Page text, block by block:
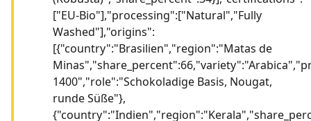
["EU-Bio"],"processing":["Natural","Fully
Washed"],"origins":
[{"country":"Brasilien","region":"Matas de
1400","role":"Schokoladige Basis, Nougat,
runde Süße"},